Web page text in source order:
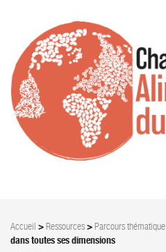
Accueil > Ressources > Parcours thématique
dans toutes ses dimensions